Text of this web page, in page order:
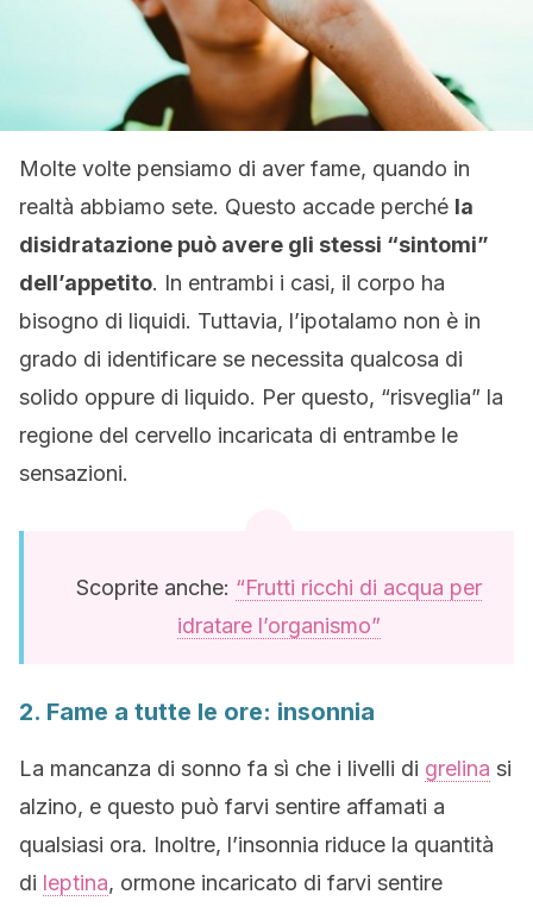
Molte volte pensiamo di aver fame, quando in
realtà abbiamo sete. Questo accade perché la
disidratazione può avere gli stessi “sintomi”
dell’appetito. In entrambi i casi, il corpo ha
bisogno di liquidi. Tuttavia, l’ipotalamo non è in
grado di identificare se necessita qualcosa di
solido oppure di liquido. Per questo, “risveglia” la
regione del cervello incaricata di entrambe le
sensazioni.
Scoprite anche: “Frutti ricchi di acqua per
idratare l’organismo”
2. Fame a tutte le ore: insonnia
La mancanza di sonno fa sì che i livelli di grelina si
alzino, e questo può farvi sentire affamati a
qualsiasi ora. Inoltre, l’insonnia riduce la quantità
di leptina, ormone incaricato di farvi sentire